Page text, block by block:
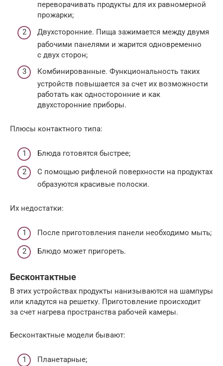
переворачивать продукты для их равномерной
прожарки;
Двухсторонние. Пища зажимается между двумя
рабочими панелями и жарится одновременно
с двух сторон;
Комбинированные. Функциональность таких
устройств повышается за счет их возможности
работать как односторонние и как
двухсторонние приборы.
Плюсы контактного типа:
Блюда готовятся быстрее;
С помощью рифленой поверхности на продуктах
образуются красивые полоски.
Их недостатки:
После приготовления панели необходимо мыть;
Блюдо может пригореть.
Бесконтактные
В этих устройствах продукты нанизываются на шампуры
или кладутся на решетку. Приготовление происходит
за счет нагрева пространства рабочей камеры.
Бесконтактные модели бывают:
Планетарные;